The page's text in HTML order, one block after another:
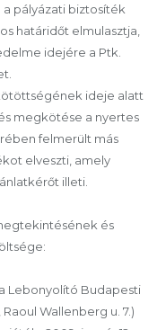
pályázati biztosíték
határidőt elmulasztja,
idejére a Ptk.
ideje alatt
megkötése a nyertes
felmerült más
elveszti, amely
illeti.
és
Lebonyolító Budapesti
Raoul Wallenberg u. 7.)